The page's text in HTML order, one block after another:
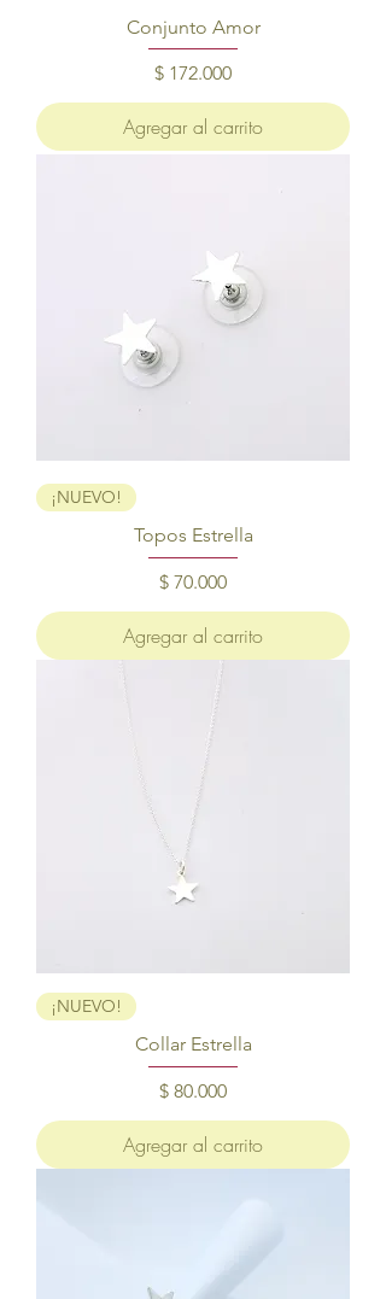
Conjunto Amor
Precio
$ 172.000
Agregar al carrito
¡NUEVO!
Topos Estrella
Precio
$ 70.000
Agregar al carrito
¡NUEVO!
Collar Estrella
Precio
$ 80.000
Agregar al carrito